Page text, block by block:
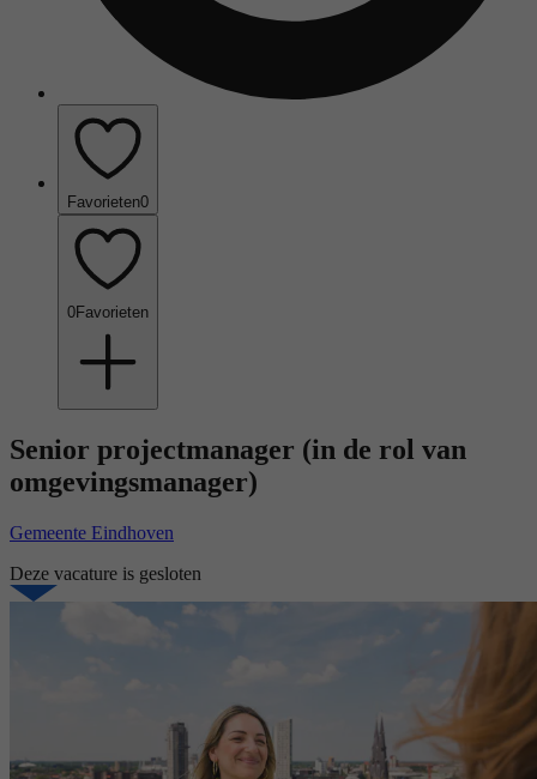
Favorieten0
0Favorieten
Senior projectmanager (in de rol van
omgevingsmanager)
Gemeente Eindhoven
Deze vacature is gesloten